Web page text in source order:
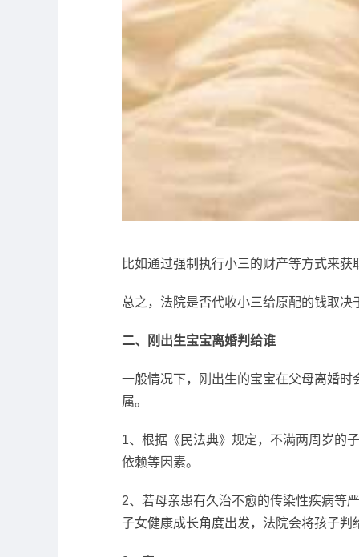
比如通过强制执行小三的财产等方式来获
总之，法院是否代收小三给原配的钱取
二、刚出生宝宝离婚判给谁
一般情况下，刚出生的宝宝在父母离婚
属。
1、根据《民法典》规定，不满两周岁的
依赖等因素。
2、若母亲患有久治不愈的传染性疾病等
子女健康成长角度出发，法院会将孩子判